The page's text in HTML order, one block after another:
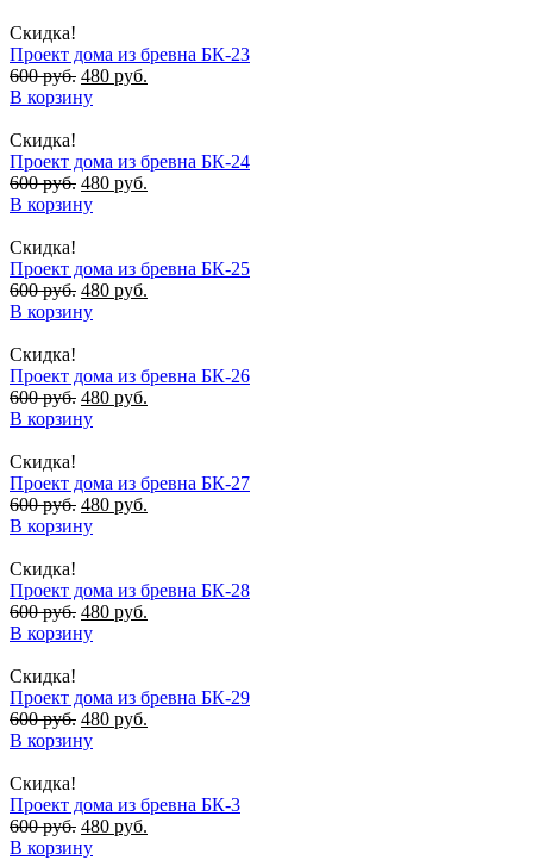
Скидка!
Проект дома из бревна БК-23
600руб. 480 руб.
В корзину
Скидка!
Проект дома из бревна БК-24
600руб. 480 руб.
В корзину
Скидка!
Проект дома из бревна БК-25
600руб. 480 руб.
В корзину
Скидка!
Проект дома из бревна БК-26
600руб. 480 руб.
В корзину
Скидка!
Проект дома из бревна БК-27
600руб. 480 руб.
В корзину
Скидка!
Проект дома из бревна БК-28
600руб. 480 руб.
В корзину
Скидка!
Проект дома из бревна БК-29
600руб. 480 руб.
В корзину
Скидка!
Проект дома из бревна БК-3
600руб. 480 руб.
В корзину